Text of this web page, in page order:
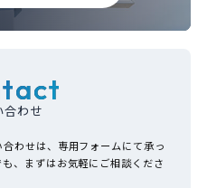
合わせ
わせは、専用フォームにて承っ
、まずはお気軽にご相談くださ